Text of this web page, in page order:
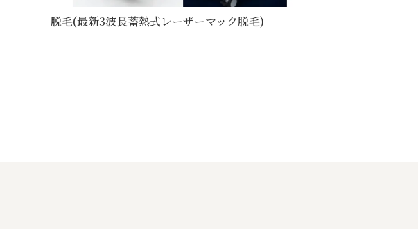
脱毛(最新3波長蓄熱式レーザーマッ ク 脱 毛 )